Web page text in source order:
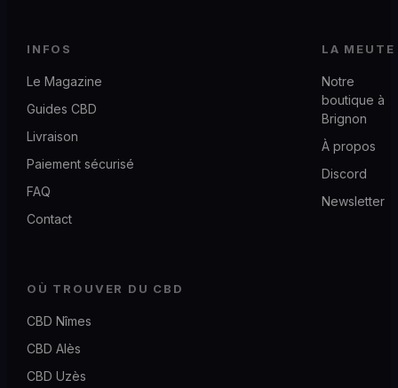
INFOS
Le Magazine
Guides CBD
Livraison
Paiement sécurisé
FAQ
Contact
LA MEUTE
Notre
boutique à
Brignon
À propos
Discord
Newsletter
OÙ TROUVER DU CBD
CBD Nîmes
CBD Alès
CBD Uzès